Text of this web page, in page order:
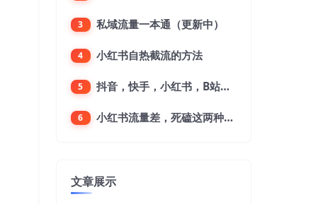
3 私域流量一本通（更新中）
4 小红书自热截流的方法
5 抖音，快手，小红书，B站，微博，微信公众号，微信视频号。每一个平台，都是不一样的机会，对应不一样的赚钱思路
6 小红书流量差，死磕这两种笔记就好
文章展示